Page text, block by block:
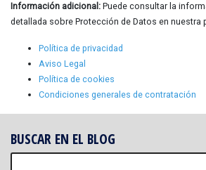
Información adicional: Puede consultar la
detallada sobre Protección de Datos en nuestra
Política de privacidad
Aviso Legal
Política de cookies
Condiciones generales de contratación
BUSCAR EN EL BLOG